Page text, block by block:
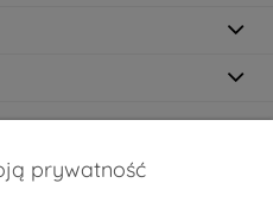
prywatność